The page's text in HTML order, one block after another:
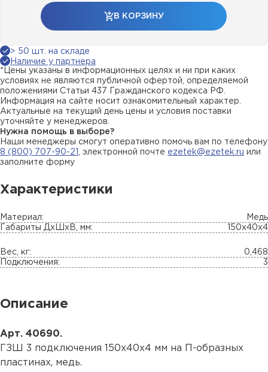
В КОРЗИНУ
> 50 шт. на складе
Наличие у партнера
*Цены указаны в информационных целях и ни при каких
условиях не являются публичной офертой, определяемой
положениями Статьи 437 Гражданского кодекса РФ.
Информация на сайте носит ознакомительный характер.
Актуальные на текущий день цены и условия поставки
уточняйте у менеджеров.
Нужна помощь в выборе?
Наши менеджеры смогут оперативно помочь вам по телефону
8 (800) 707-90-21
, электронной почте ezetek@ezetek.ru или
заполните форму
Характеристики
Материал:
Медь
Габариты ДхШхВ, мм:
150х40х4
Вес, кг:
0,468
Подключения:
3
Описание
Арт. 40690.
ГЗШ 3 подключения 150х40х4 мм на П-образных
пластинах, медь.